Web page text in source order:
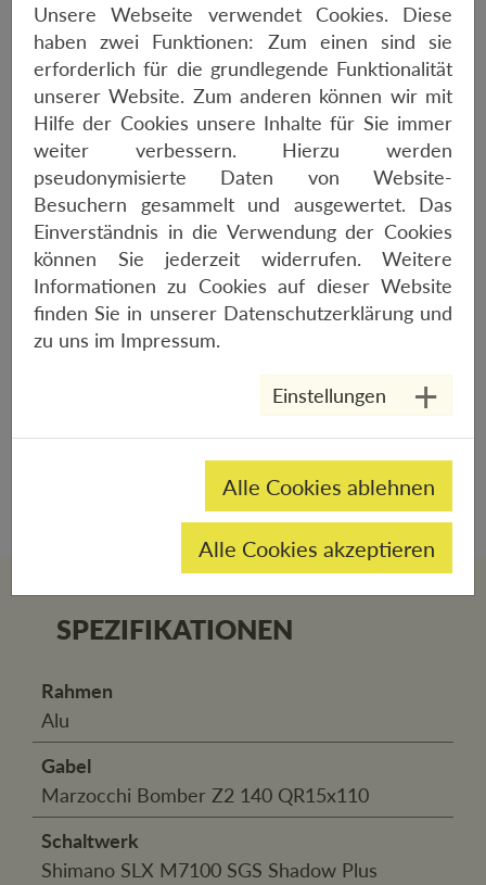
ORBEA LAUFEY H10
SPEZIFIKATIONEN
Rahmen
Alu
Gabel
Marzocchi Bomber Z2 140 QR15x110
Schaltwerk
Shimano SLX M7100 SGS Shadow Plus
Unsere Webseite verwendet Cookies. Diese
haben zwei Funktionen: Zum einen sind sie
erforderlich für die grundlegende Funktionalität
unserer Website. Zum anderen können wir mit
Hilfe der Cookies unsere Inhalte für Sie immer
weiter verbessern. Hierzu werden
pseudonymisierte Daten von Website-
Besuchern gesammelt und ausgewertet. Das
Einverständnis in die Verwendung der Cookies
können Sie jederzeit widerrufen. Weitere
Informationen zu Cookies auf dieser Website
finden Sie in unserer Datenschutzerklärungund
zu uns im Impressum.
Einstellungen
Alle Cookies ablehnen
Alle Cookies akzeptieren